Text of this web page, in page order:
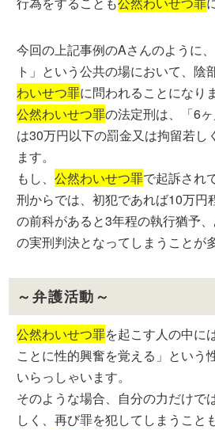
今回の上記事例のAさんのように
ト」という公共の場において、陰
わいせつ罪に問われることになり
公然わいせつ罪の法定刑は、「6
は30万円以下の罰金又は拘留若し
ます。
もし、公然わいせつ罪で起訴され
刑からでは、初犯であれば10万円
の前科があると3年程の執行猶予
の実刑判決となってしまうことが
～弁護活動～
公然わいせつ罪を起こす人の中に
ことに性的興奮を覚える」という
いらっしゃいます。
そのような場合、自分の力だけで
しく、再び罪を犯してしまうこと